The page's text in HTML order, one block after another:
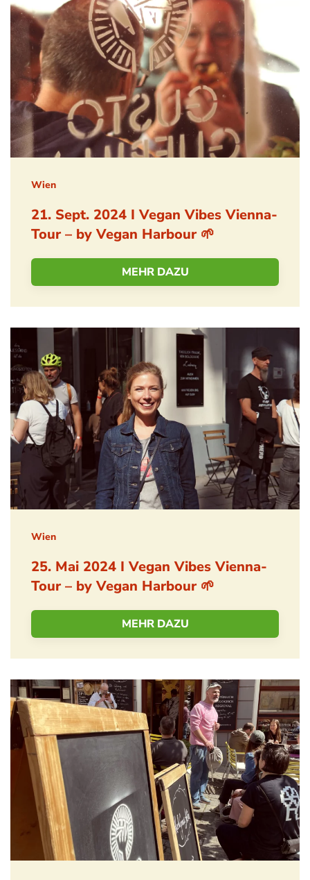
Wien
21. Sept. 2024 I Vegan Vibes Vienna-
Tour – by Vegan Harbour 🌱
MEHR DAZU
Wien
25. Mai 2024 I Vegan Vibes Vienna-
Tour – by Vegan Harbour 🌱
MEHR DAZU